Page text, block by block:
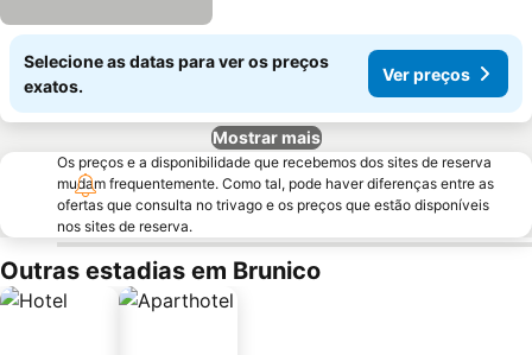
Selecione as datas para ver os preços
exatos.
Ver preços
Mostrar mais
Os preços e a disponibilidade que recebemos dos sites de reserva
mudam frequentemente. Como tal, pode haver diferenças entre as
ofertas que consulta no trivago e os preços que estão disponíveis
nos sites de reserva.
Outras estadias em Brunico